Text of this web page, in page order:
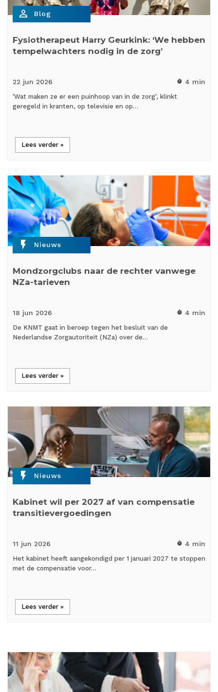
person_outline Blog
Fysiotherapeut Harry Geurkink: ‘We hebben
tempelwachters nodig in de zorg’
22 jun 2026 timer 4 min
'Wat maken ze er een puinhoop van in de zorg', klinkt
geregeld in kranten, op televisie en op…
Lees verder »
flash_on Nieuws
Mondzorgclubs naar de rechter vanwege
NZa-tarieven
18 jun 2026 timer 4 min
De KNMT gaat in beroep tegen het besluit van de
Nederlandse Zorgautoriteit (NZa) over de…
Lees verder »
flash_on Nieuws
Kabinet wil per 2027 af van compensatie
transitievergoedingen
11 jun 2026 timer 4 min
Het kabinet heeft aangekondigd per 1 januari 2027 te stoppen
met de compensatie voor…
Lees verder »